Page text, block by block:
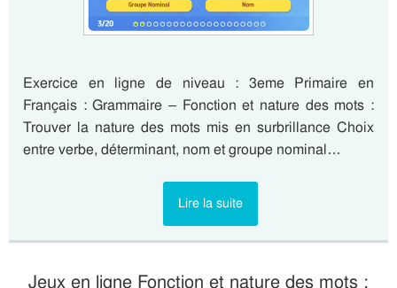
Exercice en ligne de niveau : 3eme Primaire en
Français : Grammaire – Fonction et nature des mots :
Trouver la nature des mots mis en surbrillance Choix
entre verbe, déterminant, nom et groupe nominal…
Lire la suite
Jeux en ligne Fonction et nature des mots :